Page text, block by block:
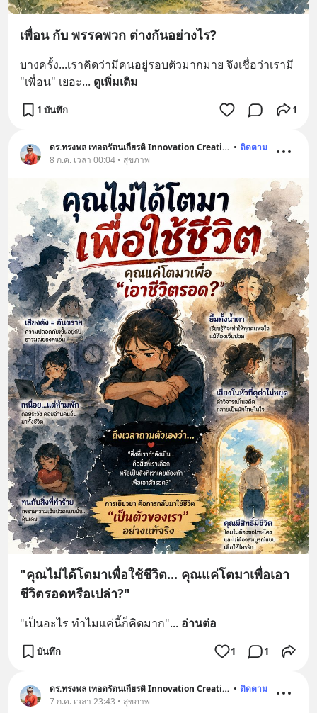
เพื่อน กับ พรรคพวก ต่างกันอย่างไร?
บางครั้ง...เราคิดว่ามีคนอยู่รอบตัวมากมาย จึงเชื่อว่าเรามี
"เพื่อน" เยอะ... ดูเพิ่มเติม
1 บันทึก 1
ดร.ทรงพล เทอดรัตนเกียรติ Innovation Creative • ติดตาม
8 ก.ค. เวลา 00:04 • สุขภาพ
"คุณไม่ได้โตมาเพื่อใช้ชีวิต... คุณแค่โตมาเพื่อเอา
ชีวิตรอดหรือเปล่า?"
"เป็นอะไร ทำไมแค่นี้ก็คิดมาก"... อ่านต่อ
บันทึก 1 1
ดร.ทรงพล เทอดรัตนเกียรติ Innovation Creative • ติดตาม
7 ก.ค. เวลา 23:43 • สุขภาพ